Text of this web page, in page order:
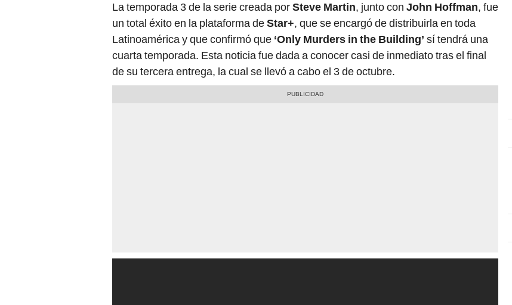
La temporada 3 de la serie creada porSteve Martin, junto con John Hoffman, fue
un total éxito en la plataforma deStar+, que se encargó de distribuirla en toda
Latinoamérica y que confirmó que ‘Only Murders in the Building’ sí tendrá una
cuarta temporada. Esta noticia fue dada a conocer casi de inmediato tras el final
de su tercera entrega, la cual se llevó a cabo el 3 de octubre.